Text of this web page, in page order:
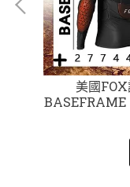
美國
BASEFRAME